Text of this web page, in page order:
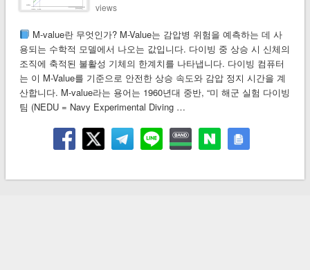
views
M-value란 무엇인가? M-Value는 감압병 위험을 예측하는 데 사
용되는 수학적 모델에서 나오는 값입니다. 다이빙 중 상승 시 신체의
조직에 축적된 불활성 기체의 한계치를 나타냅니다. 다이빙 컴퓨터
는 이 M-Value를 기준으로 안전한 상승 속도와 감압 정지 시간을 계
산합니다. M-value라는 용어는 1960년대 중반, “미 해군 실험 다이빙
팀 (NEDU = Navy Experimental Diving …